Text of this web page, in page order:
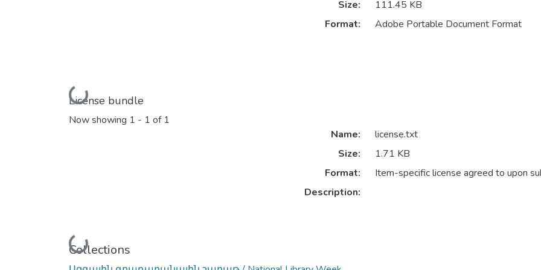
Loading...
Size:
111.45 KB
Format:
Adobe Portable Document Format
License bundle
Now showing 1 - 1 of 1
Loading...
Name:
license.txt
Size:
1.71 KB
Format:
Item-specific license agreed to upon
Description:
Collections